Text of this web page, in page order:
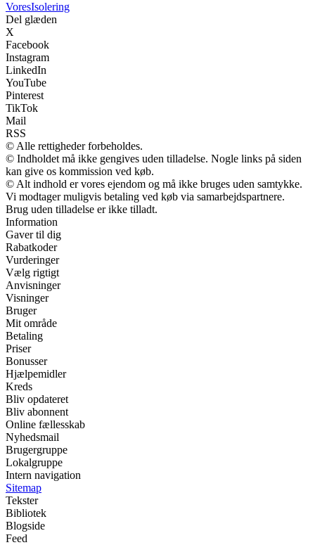
VoresIsolering
Del glæden
X
Facebook
Instagram
LinkedIn
YouTube
Pinterest
TikTok
Mail
RSS
© Alle rettigheder forbeholdes.
© Indholdet må ikke gengives uden tilladelse. Nogle links på siden
kan give os kommission ved køb.
© Alt indhold er vores ejendom og må ikke bruges uden samtykke.
Vi modtager muligvis betaling ved køb via samarbejdspartnere.
Brug uden tilladelse er ikke tilladt.
Information
Gaver til dig
Rabatkoder
Vurderinger
Vælg rigtigt
Anvisninger
Visninger
Bruger
Mit område
Betaling
Priser
Bonusser
Hjælpemidler
Kreds
Bliv opdateret
Bliv abonnent
Online fællesskab
Nyhedsmail
Brugergruppe
Lokalgruppe
Intern navigation
Sitemap
Tekster
Bibliotek
Blogside
Feed